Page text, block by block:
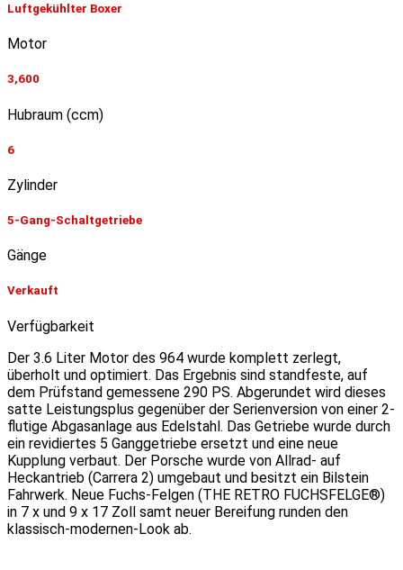
Luftgekühlter Boxer
Motor
3,600
Hubraum (ccm)
6
Zylinder
5-Gang-Schaltgetriebe
Gänge
Verkauft
Verfügbarkeit
Der 3.6 Liter Motor des 964 wurde komplett zerlegt,
überholt und optimiert. Das Ergebnis sind standfeste, auf
dem Prüfstand gemessene 290 PS. Abgerundet wird dieses
satte Leistungsplus gegenüber der Serienversion von einer 2-
flutige Abgasanlage aus Edelstahl. Das Getriebe wurde durch
ein revidiertes 5 Ganggetriebe ersetzt und eine neue
Kupplung verbaut. Der Porsche wurde von Allrad- auf
Heckantrieb (Carrera 2) umgebaut und besitzt ein Bilstein
Fahrwerk. Neue Fuchs-Felgen (THE RETRO FUCHSFELGE®)
in 7 x und 9 x 17 Zoll samt neuer Bereifung runden den
klassisch-modernen-Look ab.